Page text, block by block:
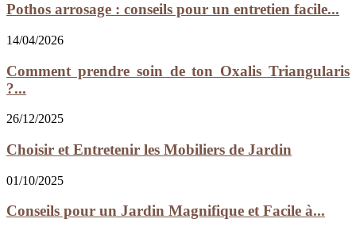
Pothos arrosage : conseils pour un entretien facile...
14/04/2026
Comment prendre soin de ton Oxalis Triangularis
?...
26/12/2025
Choisir et Entretenir les Mobiliers de Jardin
01/10/2025
Conseils pour un Jardin Magnifique et Facile à...